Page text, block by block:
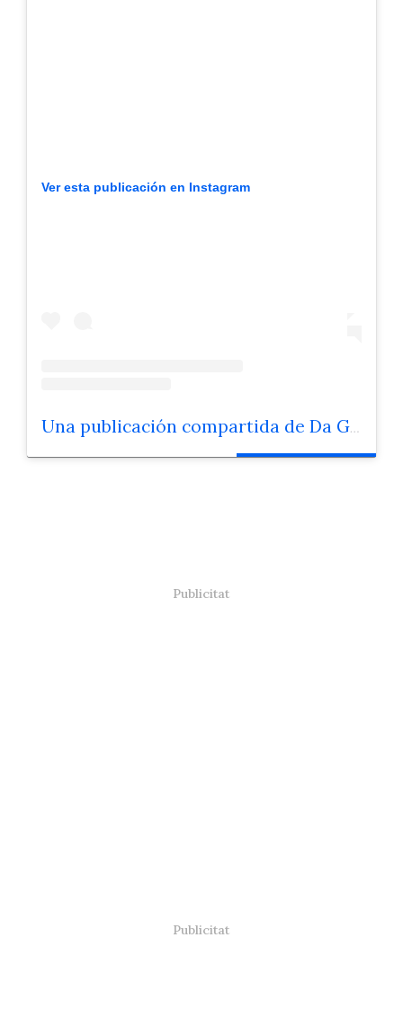
Ver esta publicación en Instagram
Una publicación compartida de Da Giorgio (@dagiorgio_pizzeria)